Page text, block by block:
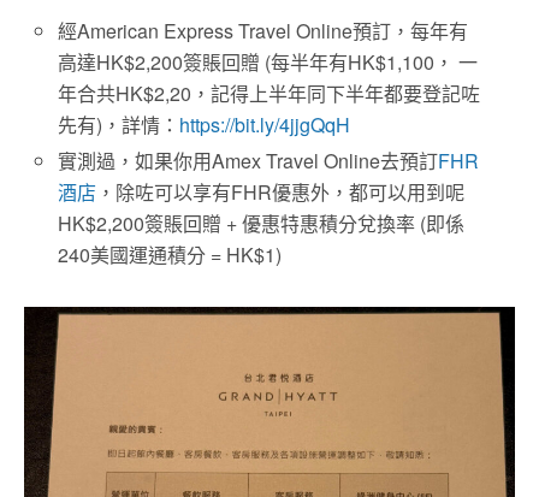
經American Express Travel Online預訂，每年有
高達HK$2,200簽賬回贈 (每半年有HK$1,100， 一
年合共HK$2,20，記得上半年同下半年都要登記咗
先有)，詳情： https://bit.ly/4jjgQqH
實測過，如果你用Amex Travel Online去預訂FHR
酒店 ，除咗可以享有FHR優惠外，都可以用到呢
HK$2,200簽賬回贈 + 優惠特惠積分兌換率 (即係
240美國運通積分 = HK$1)